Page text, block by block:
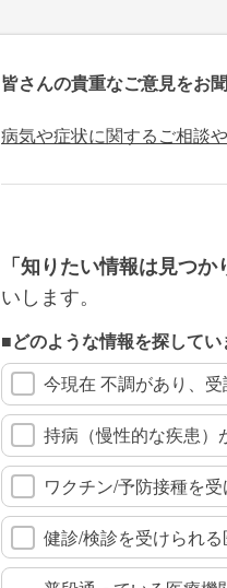
皆さんの貴重なご意見をお
病気や症状に関するご相談
「知りたい情報は見つか
いします。
■どのような情報を探してい
今現在 不調があり、
持病（慢性的な疾患）
ワクチン/予防接種を
健診/検診を受けられ